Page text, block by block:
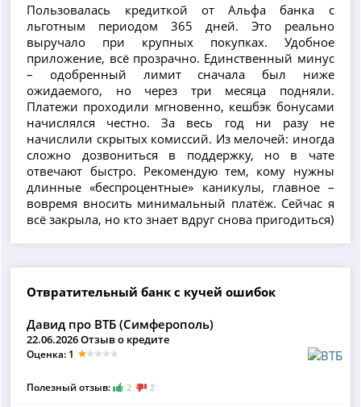
Пользовалась кредиткой от Альфа банка с
льготным периодом 365 дней. Это реально
выручало при крупных покупках. Удобное
приложение, всё прозрачно. Единственный минус
– одобренный лимит сначала был ниже
ожидаемого, но через три месяца подняли.
Платежи проходили мгновенно, кешбэк бонусами
начислялся честно. За весь год ни разу не
начислили скрытых комиссий. Из мелочей: иногда
сложно дозвониться в поддержку, но в чате
отвечают быстро. Рекомендую тем, кому нужны
длинные «беспроцентные» каникулы, главное –
вовремя вносить минимальный платёж. Сейчас я
всё закрыла, но кто знает вдруг снова пригодиться)
Отвратительный банк с кучей ошибок
Давид про ВТБ (Симферополь)
22.06.2026 Отзыв о кредите
Оценка: 1
Полезный отзыв: 2 2